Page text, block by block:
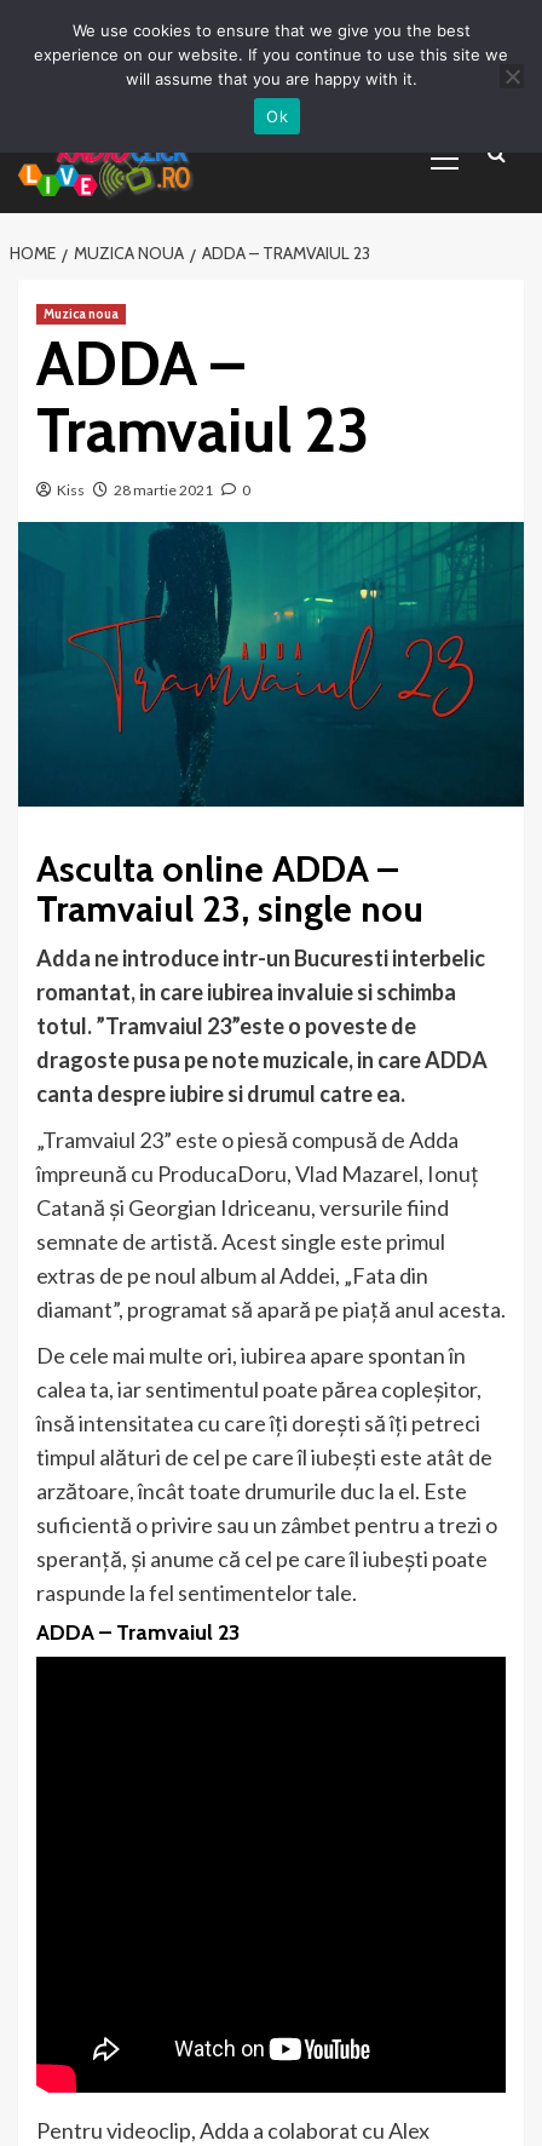
Promovare Artisti noi
Vrei sa fii DJ?
Menu
HOME MUZICA NOUA ADDA – TRAMVAIUL 23
Muzica noua
ADDA –
Tramvaiul 23
Kiss 28 martie 2021 0
Asculta online ADDA –
Tramvaiul 23, single nou
Adda ne introduce intr-un Bucuresti interbelic
romantat, in care iubirea invaluie si schimba
totul. ”Tramvaiul 23”este o poveste de
dragoste pusa pe note muzicale, in care ADDA
canta despre iubire si drumul catre ea.
„Tramvaiul 23” este o piesă compusă de Adda
împreună cu ProducaDoru, Vlad Mazarel, Ionuț
Catană și Georgian Idriceanu, versurile fiind
semnate de artistă. Acest single este primul
extras de pe noul album al Addei, „Fata din
diamant”, programat să apară pe piață anul acesta.
De cele mai multe ori, iubirea apare spontan în
calea ta, iar sentimentul poate părea copleșitor,
însă intensitatea cu care îți dorești să îți petreci
timpul alături de cel pe care îl iubești este atât de
arzătoare, încât toate drumurile duc la el. Este
suficientă o privire sau un zâmbet pentru a trezi o
speranță, și anume că cel pe care îl iubești poate
raspunde la fel sentimentelor tale.
ADDA – Tramvaiul 23
Pentru videoclip, Adda a colaborat cu Alex
We use cookies to ensure that we give you the best
experience on our website. If you continue to use this site we
will assume that you are happy with it.
Ok